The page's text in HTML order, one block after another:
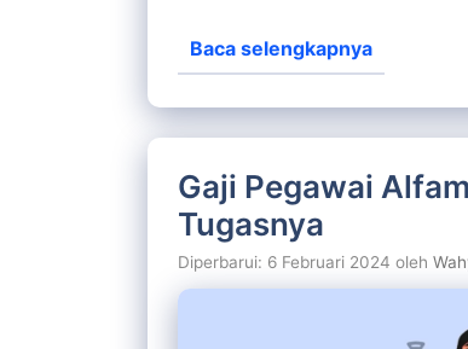
Baca selengkapnya
Gaji Pegawai
Tugasnya
Diperbarui: 6 Februari 2024 oleh